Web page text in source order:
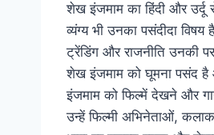
शेख इंजमाम का हिंदी और उर्दू
व्यंग्य भी उनका पसंदीदा विषय
ट्रेंडिंग और राजनीति उनकी
शेख इंजमाम को घूमना पसंद है
इंजमाम को फिल्में देखने और
उन्हें फिल्मी अभिनेताओं,